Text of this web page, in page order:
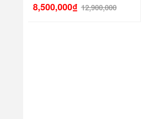
8,500,000₫ 12,900,000